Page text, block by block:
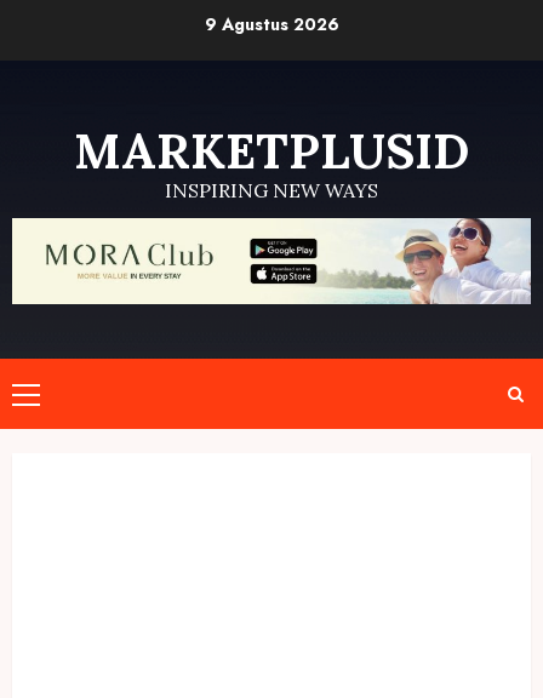
9 Agustus 2026
MARKETPLUSID
INSPIRING NEW WAYS
Primary
Menu